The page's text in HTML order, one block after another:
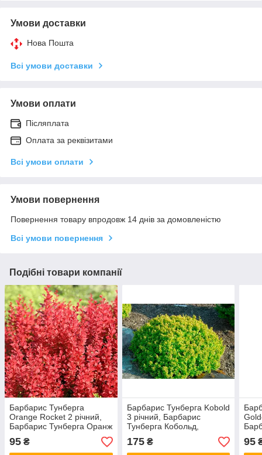
Умови доставки
Нова Пошта
Всі умови доставки
Умови оплати
Післяплата
Оплата за реквізитами
Всі умови оплати
Умови повернення
Повернення товару впродовж 14 днів за домовленістю
Всі умови повернення
Подібні товари компанії
Барбарис Тунберга
Оrange Rocket 2 річний,
Барбарис Тунберга Оранж
Рокет, Berberis thunbergii
Оrange rocket
95 ₴
Барбарис Тунберга Kobold
3 річний, Барбарис
Тунберга Кобольд,
Berberis thunbergii Kobold
175₴ 95